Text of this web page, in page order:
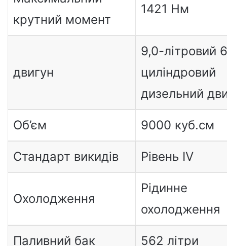
крутний момент
1421 Нм
двигун
9,0-літровий
циліндровий
дизельний
Об’єм 9000 куб.см
Стандарт викидів Рівень IV
Охолодження
Рідинне
охолодження
Паливний бак 562 літри